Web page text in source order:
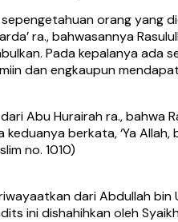
orang yang
ra., bahwasannya
Pada kepalanya
dan engkaupun
Abu Hurairah ra.,
berkata, ‘Ya
no. 1010)
dari Abdullah
ini dishahihkan oleh